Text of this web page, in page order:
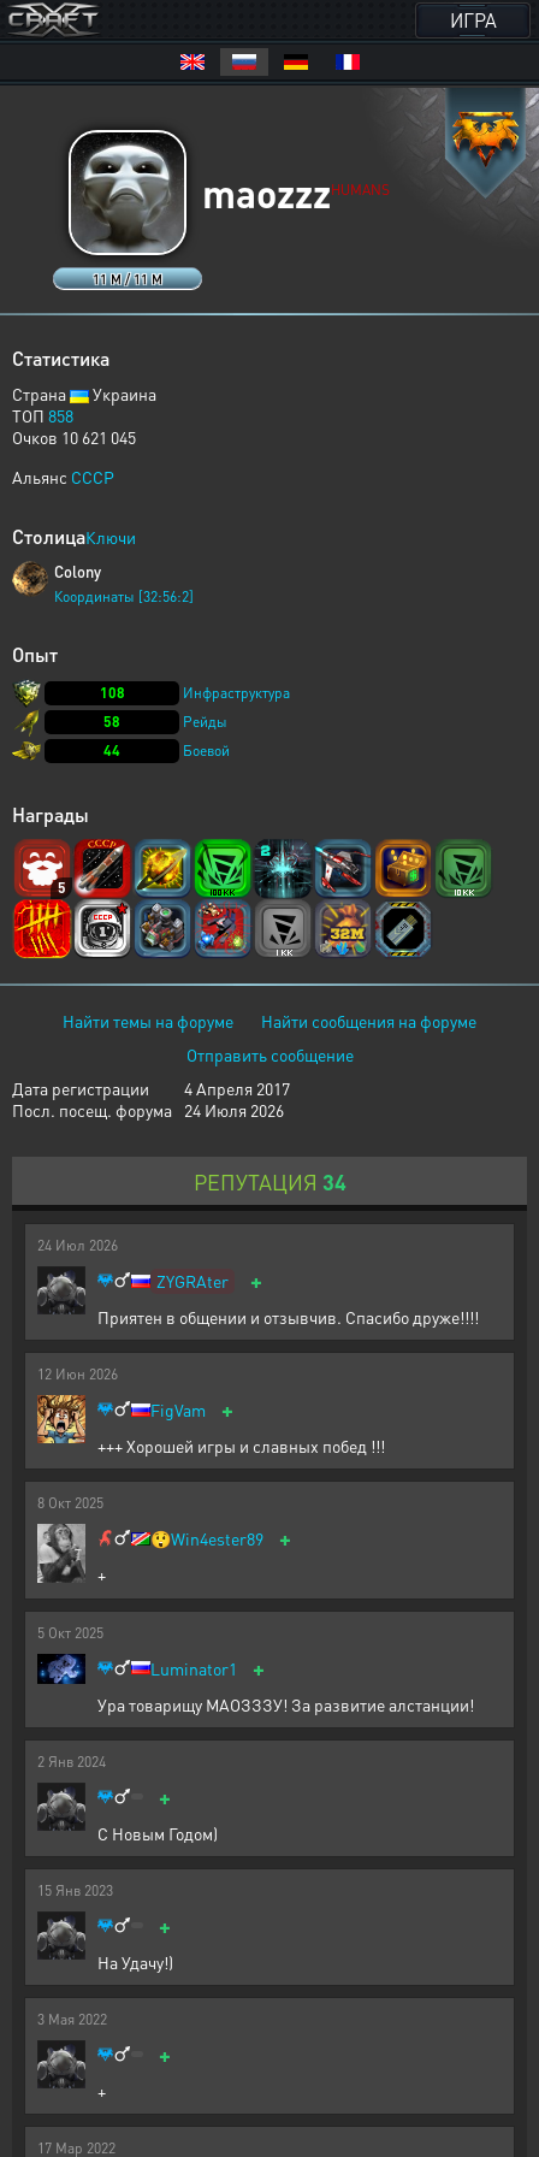
ИГРА
11 M / 11 M
maozzzHUMANS
Статистика
Страна
Украина
ТОП 858
Очков 10 621 045
Альянс CCCP
СтолицаКлючи
Colony
Координаты [32:56:2]
Опыт
108
Инфраструктура
58
Рейды
44
Боевой
Награды
5
Найти темы на форуме
Найти сообщения на форуме
Отправить сообщение
Дата регистрации
4 Апреля 2017
Посл. посещ. форума
24 Июля 2026
РЕПУТАЦИЯ 34
24 Июл 2026
ZYGRAter +
Приятен в общении и отзывчив. Спасибо друже!!!!
12 Июн 2026
FigVam +
+++ Хорошей игры и славных побед !!!
8 Окт 2025
😲Win4ester89 +
+
5 Окт 2025
Luminator1 +
Ура товарищу МАОЗЗЗУ! За развитие алстанции!
2 Янв 2024
+
С Новым Годом)
15 Янв 2023
+
На Удачу!)
3 Мая 2022
+
+
17 Мар 2022